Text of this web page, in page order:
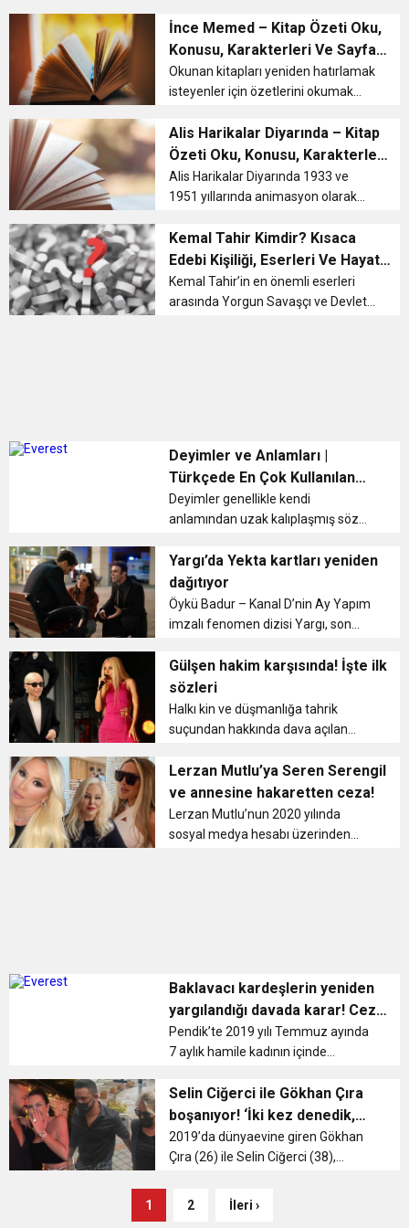
buluşturdu
11:36 Hareketsiz yaşam diyabete neden oluyor
11:32 Dr. Öcük, karın germe estetiği ile ilgili bilgi verdi
10:45 Terör Örgütüne MİT’ten Darbe!
konusu; zorbalık görerek, kötü
şartlarda büyüdüğü için acıma
duygusundan yoksun bir
öğretmenin babasının öl...
İnce Memed – Kitap Özeti Oku,
Konusu, Karakterleri Ve Sayfa
Sayısı
Okunan kitapları yeniden hatırlamak
isteyenler için özetlerini okumak
kitabı da sıklıkla özetine başvurulan
başarılı yapıtlarımız arasında yer alır.
Kitap Özeti ...
Alis Harikalar Diyarında – Kitap
Özeti Oku, Konusu, Karakterleri
Ve Sayfa Sayısı
Alis Harikalar Diyarında 1933 ve
1951 yıllarında animasyon olarak
Burton’un yönettiği Alice in
Wonderland filmi ise 2010 yılında
gösterime girmiştir. Johnny Depp...
Kemal Tahir Kimdir? Kısaca
Edebi Kişiliği, Eserleri Ve Hayatı
Hakkında Bilgiler
Kemal Tahir’in en önemli eserleri
arasında Yorgun Savaşçı ve Devlet
Deyimler ve Anlamları |
Türkçede En Çok Kullanılan
Kısa, Uzun ve Kalıplaşmış Deyim
Örnekleri – Deyim Nedir?
Deyimler genellikle kendi
anlamından uzak kalıplaşmış söz
anlamı bulunan deyimler cümleyi
daha anlamlı ve zengin göstermek
amaçlı kullanılır İlk öğretimde Türkçe
d...
Yargı’da Yekta kartları yeniden
dağıtıyor
Öykü Badur – Kanal D’nin Ay Yapım
imzalı fenomen dizisi Yargı, son
sahneleriyle ekrana damga vurdu.
İzleyiciyi ekrana kilitleyen Yargı’da,
sosyal medyada #vicdan ve ...
Gülşen hakim karşısında! İşte ilk
sözleri
Halkı kin ve düşmanlığa tahrik
suçundan hakkında dava açılan
hakim karşısına çıktı. İstanbul 11.
Asliye Ceza Mahkemesi’nde yapılan
duruşma başladı. Duruşmaya
Gülşen 3 ...
Lerzan Mutlu’ya Seren Serengil
ve annesine hakaretten ceza!
Lerzan Mutlu’nun 2020 yılında
sosyal medya hesabı üzerinden
Baklavacı kardeşlerin yeniden
yargılandığı davada karar! Ceza
düştü
Pendik’te 2019 yılı Temmuz ayında
7 aylık hamile kadının içinde
aracın dikiz aynasını kırıp kaputu
tekmelediği gerekçesiyle 5’er yıl
hapse çarptırılan baklav...
Selin Ciğerci ile Gökhan Çıra
boşanıyor! ‘İki kez denedik,
olmadı’
2019’da dünyaevine giren Gökhan
Çıra (26) ile Selin Ciğerci (38),
olarak evliliklerini sonlandırmıştı. 16
1 2 İleri ›